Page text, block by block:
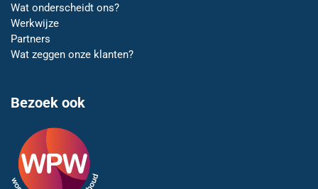
Wat onderscheidt ons?
Werkwijze
Partners
Wat zeggen onze klanten?
Bezoek ook